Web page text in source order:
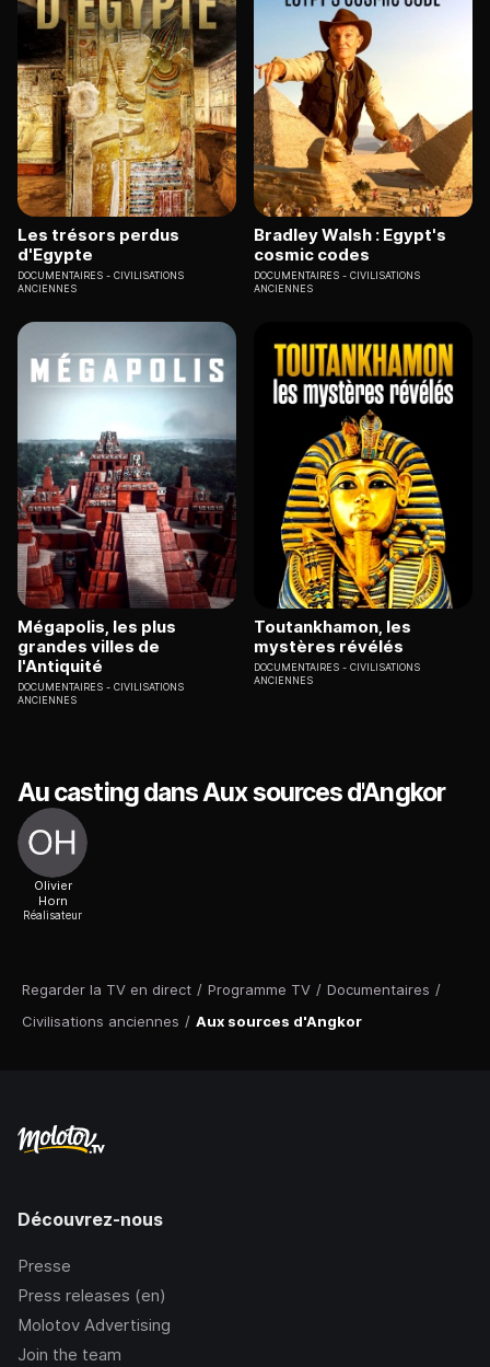
Regarder la TV en direct / Programme TV / Documentaires /
Civilisations anciennes / Aux sources d'Angkor
Les trésors perdus
d'Egypte
DOCUMENTAIRES
CIVILISATIONS
ANCIENNES
Bradley Walsh : Egypt's
cosmic codes
DOCUMENTAIRES
CIVILISATIONS
ANCIENNES
Mégapolis, les plus
grandes villes de
l'Antiquité
DOCUMENTAIRES
CIVILISATIONS
ANCIENNES
Toutankhamon, les
mystères révélés
DOCUMENTAIRES
CIVILISATIONS
ANCIENNES
Au casting dans Aux sources d'Angkor
Olivier
Horn
Réalisateur
Découvrez-nous
Presse
Press releases (en)
Molotov Advertising
Join the team